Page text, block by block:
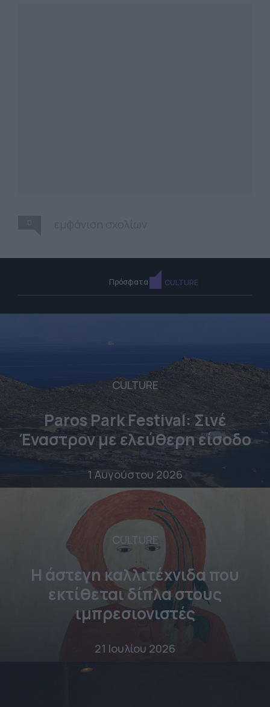
Πρόσφατα CULTURE
CULTURE
Paros Park Festival: Σινέ
Έναστρον με ελεύθερη είσοδο
1 Αυγούστου 2026
CULTURE
Η άστεγη καλλιτέχνιδα που
εκτίθεται δίπλα στους
ιμπρεσιονιστές
21 Ιουλίου 2026